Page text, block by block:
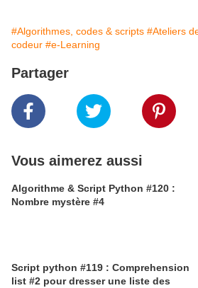
#Algorithmes, codes & scripts #Ateliers
codeur #e-Learning
Partager
Vous aimerez aussi
Algorithme & Script Python #120 :
Nombre mystère #4
Script python #119 : Comprehension
list #2 pour dresser une liste des